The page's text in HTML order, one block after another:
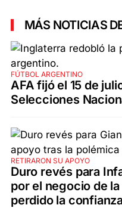
MÁS NOTICIAS
FÚTBOL ARGENTINO
AFA fijó el 15 de
Selecciones
RETIRARON SU APOYO
Duro revés para
por el negocio de
perdido la